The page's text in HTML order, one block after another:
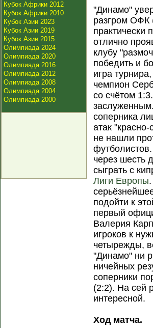
Кубок Африки 2012
Кубок Африки 2010
Кубок Азии 2023
Кубок Азии 2019
Кубок Азии 2015
Олимпиада 2024
Олимпиада 2020
Олимпиада 2016
Олимпиада 2012
Олимпиада 2008
Олимпиада 2004
Олимпиада 2000
"Динамо"
разгром ОФК
практически
отлично
клубу
победить и
игра
чемпион
со счётом
соперника
атак
не нашли
через шесть
сыграть с
Лиги Европы
подойти к
первый
Валерия
игроков к
четырежды,
"Динамо" ни
ничейных
соперники
(2:2). На сей
интересной.
Ход матча.